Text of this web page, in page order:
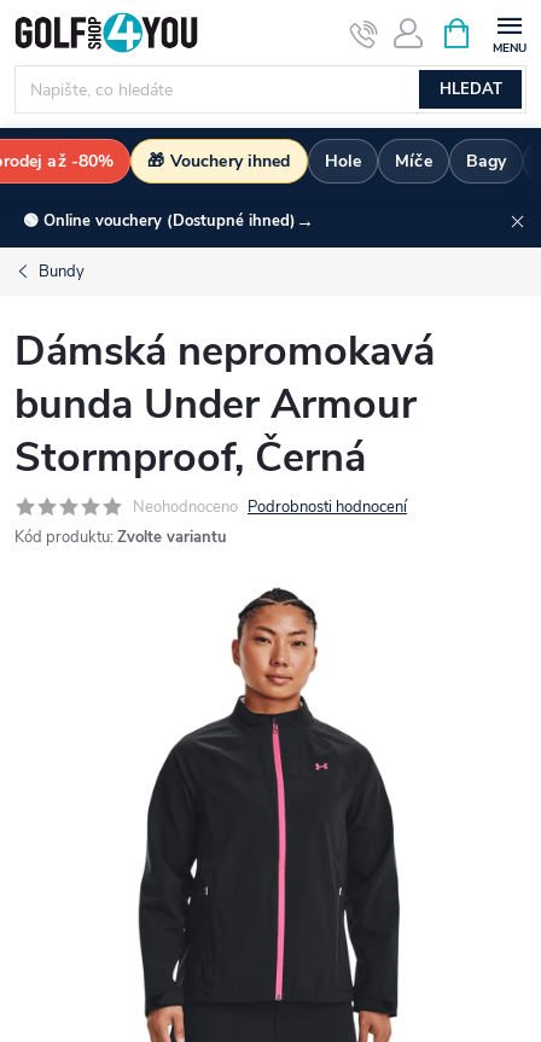
Přejít
na
obsah
HLEDAT
NÁKUPNÍ
KOŠÍK
až -80% 🎁 Vouchery ihned Hole Míče Bagy
🟢 Online vouchery (Dostupné ihned) →
Bundy
Dámská nepromokavá
bunda Under Armour
Stormproof, Černá
Neohodnoceno Podrobnosti hodnocení
Kód produktu: Zvolte variantu